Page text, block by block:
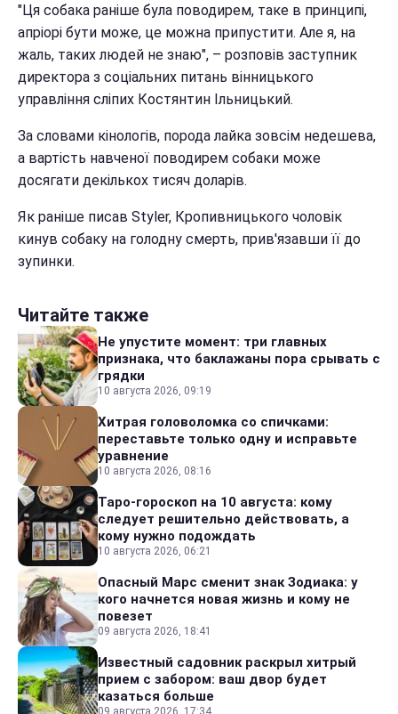
"Ця собака раніше була поводирем, таке в принципі,
апріорі бути може, це можна припустити. Але я, на
жаль, таких людей не знаю", – розповів заступник
директора з соціальних питань вінницького
управління сліпих Костянтин Ільницький.
За словами кінологів, порода лайка зовсім недешева,
а вартість навченої поводирем собаки може
досягати декількох тисяч доларів.
Як раніше писав Styler, Кропивницького чоловік
кинув собаку на голодну смерть, прив'язавши її до
зупинки.
Читайте также
Не упустите момент: три главных
признака, что баклажаны пора срывать с
грядки
10 августа 2026, 09:19
Хитрая головоломка со спичками:
переставьте только одну и исправьте
уравнение
10 августа 2026, 08:16
Таро-гороскоп на 10 августа: кому
следует решительно действовать, а
кому нужно подождать
10 августа 2026, 06:21
Опасный Марс сменит знак Зодиака: у
кого начнется новая жизнь и кому не
повезет
09 августа 2026, 18:41
Известный садовник раскрыл хитрый
прием с забором: ваш двор будет
казаться больше